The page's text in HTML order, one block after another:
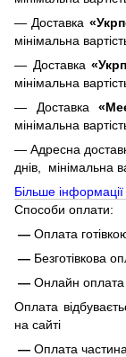
— Доставка
мінімальна
— Доставка
мінімальна
— Доставка
мінімальна
— Адресна
днів, мінімальна
Більше
Способи оплати:
— Оплата
— Безготівкова
— Онлайн оплата
Оплата
на сайті
— Оплата